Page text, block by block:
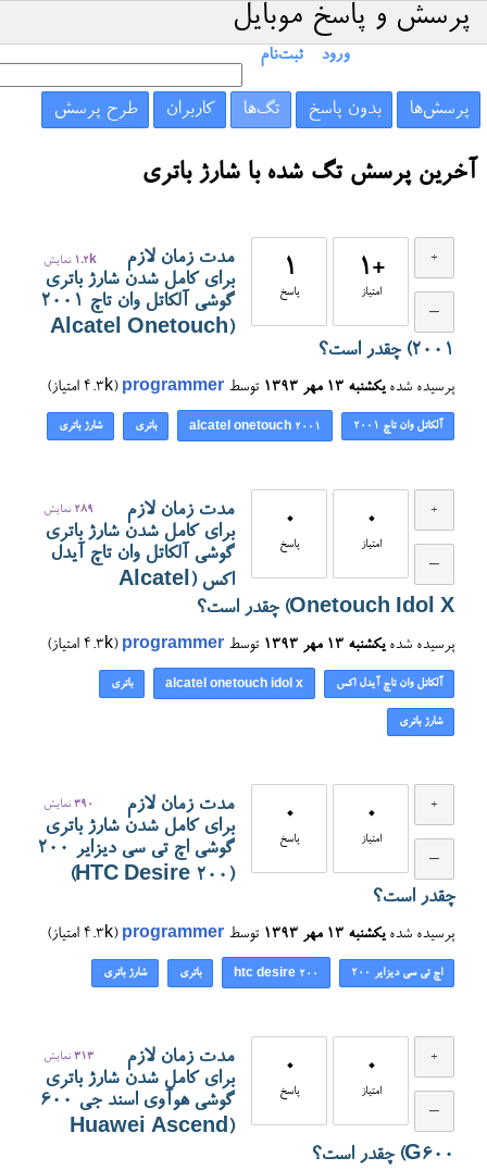
پرسش و پاسخ موبایل
ورود ثبت‌نام
پرسش‌ها بدون پاسخ تگ‌ها کاربران طرح پرسش
آخرین پرسش تگ شده با شارژ باتری
+1
امتیاز
1
پاسخ
1.2k نمایش
مدت زمان لازم
برای کامل شدن شارژ باتری
گوشی آلکاتل وان تاچ ۲۰۰۱
(Alcatel Onetouch
2001) چقدر است؟
پرسیده شده یکشنبه ۱۳ مهر ۱۳۹۳ توسط programmer
(
4.3k امتیاز)
آلکاتل وان تاچ ۲۰۰۱ alcatel onetouch 2001 باتری شارژ باتری
0
امتیاز
0
پاسخ
289 نمایش
مدت زمان لازم
برای کامل شدن شارژ باتری
گوشی آلکاتل وان تاچ آیدل
اکس (Alcatel
Onetouch Idol X) چقدر است؟
پرسیده شده یکشنبه ۱۳ مهر ۱۳۹۳ توسط programmer
(
4.3k امتیاز)
آلکاتل وان تاچ آیدل اکس alcatel onetouch idol x باتری
شارژ باتری
0
امتیاز
0
پاسخ
390 نمایش
مدت زمان لازم
برای کامل شدن شارژ باتری
گوشی اچ تی سی دیزایر ۲۰۰
(HTC Desire 200)
چقدر است؟
پرسیده شده یکشنبه ۱۳ مهر ۱۳۹۳ توسط programmer
(
4.3k امتیاز)
اچ تی سی دیزایر ۲۰۰ htc desire 200 باتری شارژ باتری
0
امتیاز
0
پاسخ
313 نمایش
مدت زمان لازم
برای کامل شدن شارژ باتری
گوشی هوآوی اسند جی ۶۰۰
(Huawei Ascend
G600) چقدر است؟